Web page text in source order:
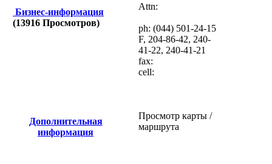
Бизнес-информация
(13916 Просмотров)
Дополнительная
информация
Attn:
ph: (044) 501-24-15
F, 204-86-42, 240-
41-22, 240-41-21
fax:
cell:
Просмотр карты /
маршрута